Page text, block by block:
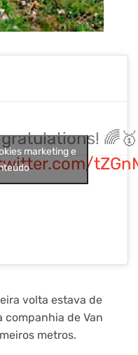
🌈🥇
marketing e
volta estava de
companhia de Van
metros.